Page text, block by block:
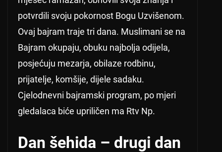
potvrdili svoju pokornost Bogu Uzvišenom.
Ovaj bajram traje tri dana. Muslimani se na
Bajram okupaju, obuku najbolja odijela,
posjećuju mezarja, obilaze rodbinu,
prijatelje, komšije, dijele sadaku.
Cjelodnevni bajramski program, po mjeri
gledalaca biće upriličen ma Rtv Np.
Dan šehida – drugi dan